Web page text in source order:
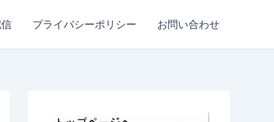
プライバシーポリシー お問い合わせ